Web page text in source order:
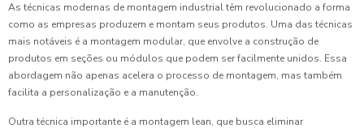
As técnicas modernas de montagem industrial têm revolucionado a forma
como as empresas produzem e montam seus produtos. Uma das técnicas
mais notáveis é a montagem modular, que envolve a construção de
produtos em seções ou módulos que podem ser facilmente unidos. Essa
abordagem não apenas acelera o processo de montagem, mas também
facilita a personalização e a manutenção.
Outra técnica importante é a montagem lean, que busca eliminar